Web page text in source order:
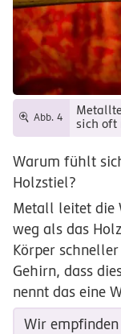
Abb. 4
sich oft
Warum fühlt
Holzstiel?
Metall leitet die
weg als das
Körper
Gehirn, dass
nennt das eine
Wir